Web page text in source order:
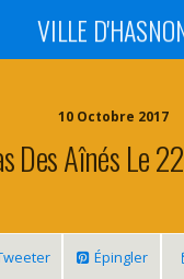
VILLE
10 Octobre 2017
Des Aînés Le
Épingler